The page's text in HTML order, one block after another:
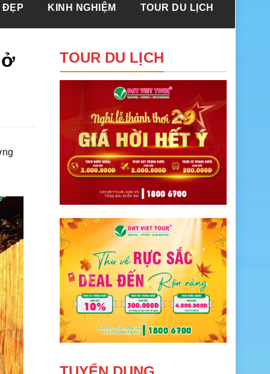
ĐẸP KINH NGHIỆM TOUR DU LỊCH
TOUR DU LỊCH